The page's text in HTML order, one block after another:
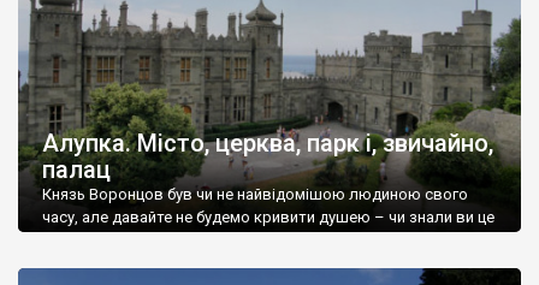
Алупка. Місто, церква, парк і, звичайно,
палац
Князь Воронцов був чи не найвідомішою людиною свого
часу, але давайте не будемо кривити душею – чи знали ви це